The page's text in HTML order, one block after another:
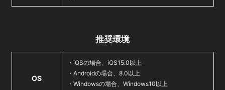
推奨環境
OS
・iOSの場合、iOS15.0以上
・Androidの場合、8.0以上
・Windowsの場合、Windows10以上